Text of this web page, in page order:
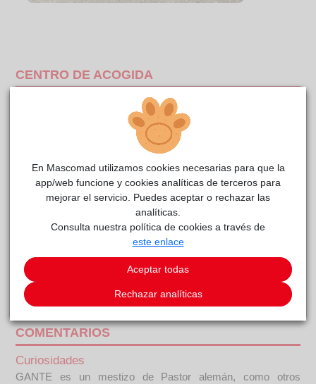
CENTRO DE ACOGIDA
Gante
RIVAnimal.
COMENTARIOS
Curiosidades
GANTE es un mestizo de Pastor alemán, como otros
En Mascomad utilizamos cookies necesarias para que la
app/web funcione y cookies analíticas de terceros para
mejorar el servicio. Puedes aceptar o rechazar las
analíticas.
Consulta nuestra política de cookies a través de
este enlace
Aceptar todas
Rechazar analíticas